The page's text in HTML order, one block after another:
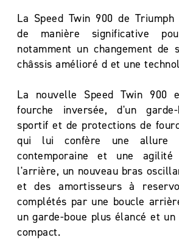
La Speed Twin 900 de
de manière significative
notamment un changement de
châssis amélioré d et une
La nouvelle Speed Twin 900
fourche inversée, d'un
sportif et de protections de
qui lui confère une allure
contemporaine et une
l'arrière, un nouveau bras
et des amortisseurs à
complétés par une boucle
un garde-boue plus élancé et
compact.